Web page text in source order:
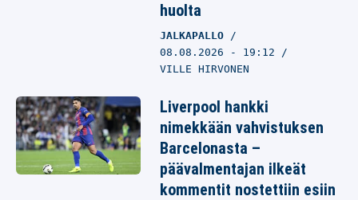
huolta
JALKAPALLO
08.08.2026 - 19:12
VILLE HIRVONEN
Liverpool hankki
nimekkään vahvistuksen
Barcelonasta –
päävalmentajan ilkeät
kommentit nostettiin esiin